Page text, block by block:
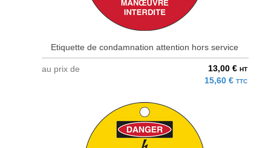
Etiquette de condamnation attention hors service
au prix de 13,00 € HT
15,60 € TTC